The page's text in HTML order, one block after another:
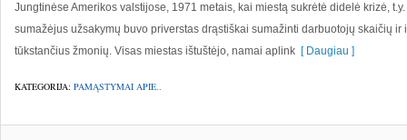
Jungtinėse Amerikos valstijose, 1971 metais, kai miestą sukrėtė didelė krizė,
sumažėjus užsakymų buvo priverstas drąstiškai sumažinti darbuotojų skaičių ir
tūkstančius žmonių. Visas miestas ištuštėjo, namai aplink [ Daugiau ]
KATEGORIJA: PAMĄSTYMAI APIE..